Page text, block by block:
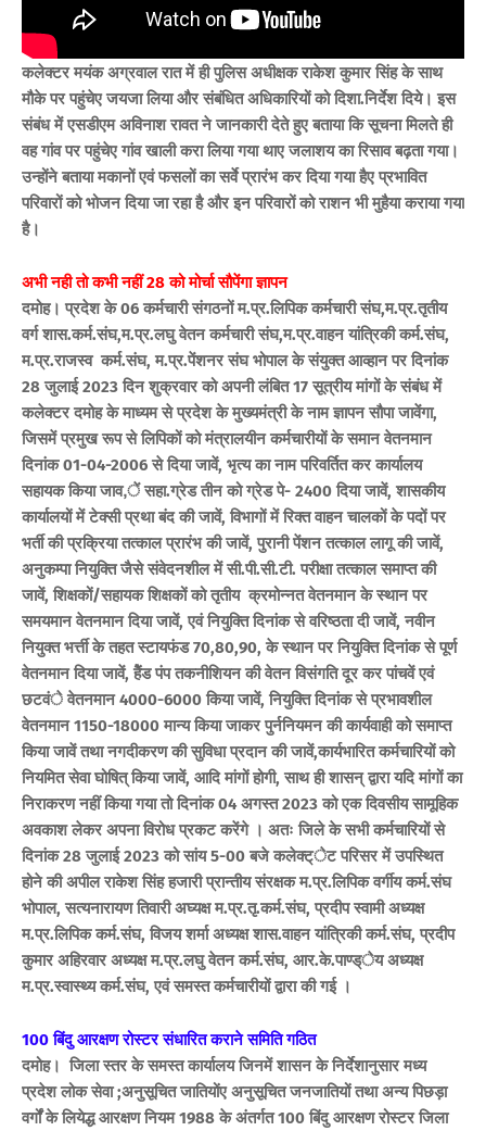
कलेक्टर मयंक अग्रवाल रात में ही पुलिस अधीक्षक राकेश कुमार सिंह के साथ
मौके पर पहुंचेए जयजा लिया और संबंधित अधिकारियों को दिशा.निर्देश दिये। इस
संबंध में एसडीएम अविनाश रावत ने जानकारी देते हुए बताया कि सूचना मिलते ही
वह गांव पर पहुंचेए गांव खाली करा लिया गया थाए जलाशय का रिसाव बढ़ता गया।
उन्होंने बताया मकानों एवं फसलों का सर्वे प्रारंभ कर दिया गया हैए प्रभावित
परिवारों को भोजन दिया जा रहा है और इन परिवारों को राशन भी मुहैया कराया गया
है।
अभी नही तो कभी नहीं 28 को मोर्चा सौपेंगा ज्ञापन
दमोह। प्रदेश के 06 कर्मचारी संगठनों म.प्र.लिपिक कर्मचारी संघ,म.प्र.तृतीय
वर्ग शास.कर्म.संघ,म.प्र.लघु वेतन कर्मचारी संघ,म.प्र.वाहन यांत्रिकी कर्म.संघ,
म.प्र.राजस्व कर्म.संघ, म.प्र.पेंशनर संघ भोपाल के संयुक्त आव्हान पर दिनांक
28 जुलाई 2023 दिन शुक्रवार को अपनी लंबित 17 सूत्रीय मांगों के संबंध में
कलेक्टर दमोह के माध्यम से प्रदेश के मुख्यमंत्री के नाम ज्ञापन सौपा जावेंगा,
जिसमें प्रमुख रूप से लिपिकों को मंत्रालयीन कर्मचारीयों के समान वेतनमान
दिनांक 01-04-2006 से दिया जावें, भृत्य का नाम परिवर्तित कर कार्यालय
सहायक किया जाव,ें सहा.ग्रेड तीन को ग्रेड पे- 2400 दिया जावें, शासकीय
कार्यालयों में टेक्सी प्रथा बंद की जावें, विभागों में रिक्त वाहन चालकों के पदों पर
भर्ती की प्रक्रिया तत्काल प्रारंभ की जावें, पुरानी पेंशन तत्काल लागू की जावें,
अनुकम्पा नियुक्ति जैसे संवेदनशील में सी.पी.सी.टी. परीक्षा तत्काल समाप्त की
जावें, शिक्षकों/सहायक शिक्षकों को तृतीय क्रमोन्नत वेतनमान के स्थान पर
समयमान वेतनमान दिया जावें, एवं नियुक्ति दिनांक से वरिष्ठता दी जावें, नवीन
नियुक्त भर्त्ती के तहत स्टायफंड 70,80,90, के स्थान पर नियुक्ति दिनांक से पूर्ण
वेतनमान दिया जावें, हेैंड पंप तकनीशियन की वेतन विसंगति दूर कर पांचवें एवं
छटवंे वेतनमान 4000-6000 किया जावें, नियुक्ति दिनांक से प्रभावशील
वेतनमान 1150-18000 मान्य किया जाकर पुर्ननियमन की कार्यवाही को समाप्त
किया जावें तथा नगदीकरण की सुविधा प्रदान की जावें,कार्यभारित कर्मचारियों को
नियमित सेवा घोषित् किया जावें, आदि मांगों होगी, साथ ही शासन् द्वारा यदि मांगों का
निराकरण नहीं किया गया तो दिनांक 04 अगस्त 2023 को एक दिवसीय सामूहिक
अवकाश लेकर अपना विरोध प्रकट करेंगे । अतः जिले के सभी कर्मचारियों से
दिनांक 28 जुलाई 2023 को सांय 5-00 बजे कलेक्ट्ेट परिसर में उपस्थित
होने की अपील राकेश सिंह हजारी प्रान्तीय संरक्षक म.प्र.लिपिक वर्गीय कर्म.संघ
भोपाल, सत्यनारायण तिवारी अघ्यक्ष म.प्र.तृ.कर्म.संघ, प्रदीप स्वामी अध्यक्ष
म.प्र.लिपिक कर्म.संघ, विजय शर्मा अध्यक्ष शास.वाहन यांत्रिकी कर्म.संघ, प्रदीप
कुमार अहिरवार अध्यक्ष म.प्र.लघु वेतन कर्म.संघ, आर.के.पाण्ड्ेय अध्यक्ष
म.प्र.स्वास्थ्य कर्म.संघ, एवं समस्त कर्मचारीयों द्वारा की गई ।
100 बिंदु आरक्षण रोस्टर संधारित कराने समिति गठित
दमोह। जिला स्तर के समस्त कार्यालय जिनमें शासन के निर्देशानुसार मध्य
प्रदेश लोक सेवा ;अनुसूचित जातियोंए अनुसूचित जनजातियों तथा अन्य पिछड़ा
वर्गों के लियेद्ध आरक्षण नियम 1988 के अंतर्गत 100 बिंदु आरक्षण रोस्टर जिला